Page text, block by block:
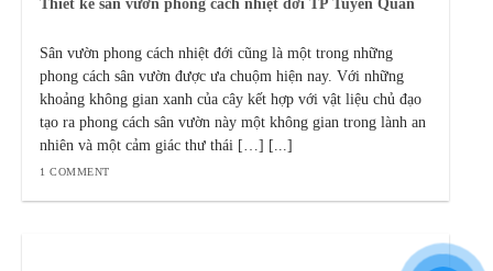
Thiết kế sân vườn phong cách nhiệt đới TP Tuyên Quan
Sân vườn phong cách nhiệt đới cũng là một trong những
phong cách sân vườn được ưa chuộm hiện nay. Với những
khoảng không gian xanh của cây kết hợp với vật liệu chủ đạo
tạo ra phong cách sân vườn này một không gian trong lành an
nhiên và một cảm giác thư thái […] [...]
1 COMMENT